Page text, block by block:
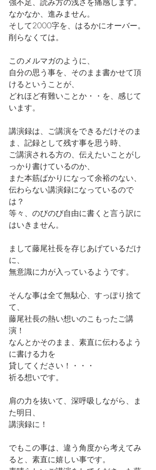
なかなか、進みません。
そして2000字を、はるかにオーバー。
削らなくては。
このメルマガのように、
自分の思う事を、そのまま書かせて頂
けるということが、
どれほど有難いことか・・を、感じて
います。
講演録は、ご講演をできるだけそのま
ま、記録として残す事を思う時、
ご講演される方の、伝えたいことがし
っかり書けているのか、
また本筋ばかりになって余裕のない、
伝わらない講演録になっているので
は？
等々、のびのび自由に書くと言う訳に
はいきません。
まして藤尾社長を存じあげているだけ
に、
無意識に力が入っているようです。
そんな事は全て無駄心、すっぽり捨て
て、
藤尾社長の熱い想いのこもったご講
演！
なんとかそのまま、素直に伝わるよう
に書ける力を
貸してください！・・・
祈る想いです。
肩の力を抜いて、深呼吸しながら、ま
た明日、
講演録に！
でもこの事は、違う角度から考えてみ
ると、素直に嬉しい事です。